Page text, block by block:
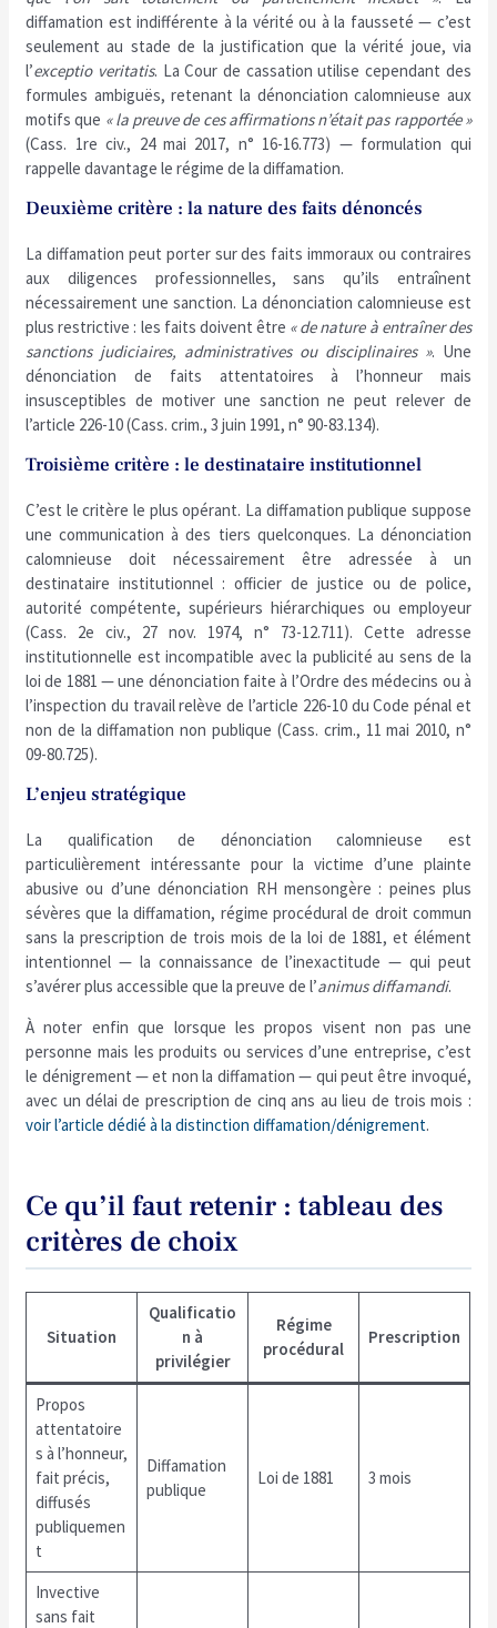
diffamation est indifférente à la vérité ou à la fausseté — c’est
seulement au stade de la justification que la vérité joue, via
l’exceptio veritatis. La Cour de cassation utilise cependant des
formules ambiguës, retenant la dénonciation calomnieuse aux
motifs que « la preuve de ces affirmations n’était pas rapportée »
(Cass. 1re civ., 24 mai 2017, n° 16-16.773) — formulation qui
rappelle davantage le régime de la diffamation.
Deuxième critère : la nature des faits dénoncés
La diffamation peut porter sur des faits immoraux ou contraires
aux diligences professionnelles, sans qu’ils entraînent
nécessairement une sanction. La dénonciation calomnieuse est
plus restrictive : les faits doivent être « de nature à entraîner des
sanctions judiciaires, administratives ou disciplinaires ». Une
dénonciation de faits attentatoires à l’honneur mais
insusceptibles de motiver une sanction ne peut relever de
l’article 226-10 (Cass. crim., 3 juin 1991, n° 90-83.134).
Troisième critère : le destinataire institutionnel
C’est le critère le plus opérant. La diffamation publique suppose
une communication à des tiers quelconques. La dénonciation
calomnieuse doit nécessairement être adressée à un
destinataire institutionnel : officier de justice ou de police,
autorité compétente, supérieurs hiérarchiques ou employeur
(Cass. 2e civ., 27 nov. 1974, n° 73-12.711). Cette adresse
institutionnelle est incompatible avec la publicité au sens de la
loi de 1881 — une dénonciation faite à l’Ordre des médecins ou à
l’inspection du travail relève de l’article 226-10 du Code pénal et
non de la diffamation non publique (Cass. crim., 11 mai 2010, n°
09-80.725).
L’enjeu stratégique
La qualification de dénonciation calomnieuse est
particulièrement intéressante pour la victime d’une plainte
abusive ou d’une dénonciation RH mensongère : peines plus
sévères que la diffamation, régime procédural de droit commun
sans la prescription de trois mois de la loi de 1881, et élément
intentionnel — la connaissance de l’inexactitude — qui peut
s’avérer plus accessible que la preuve de l’animus diffamandi.
À noter enfin que lorsque les propos visent non pas une
personne mais les produits ou services d’une entreprise, c’est
le dénigrement — et non la diffamation — qui peut être invoqué,
avec un délai de prescription de cinq ans au lieu de trois mois :
voir l’article dédié à la distinction diffamation/dénigrement.
Ce qu’il faut retenir : tableau des
critères de choix
Situation
Qualificatio
n à
privilégier
Régime
procédural
Prescription
Propos
attentatoire
s à l’honneur,
fait précis,
diffusés
publiquemen
t
Diffamation
publique
Loi de 1881 3 mois
Invective
sans fait